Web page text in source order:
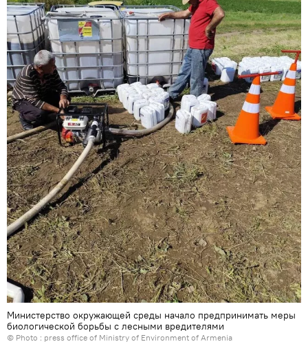
Министерство окружающей среды начало предпринимать меры
биологической борьбы с лесными вредителями
© Photo : press office of Ministry of Environment of Armenia